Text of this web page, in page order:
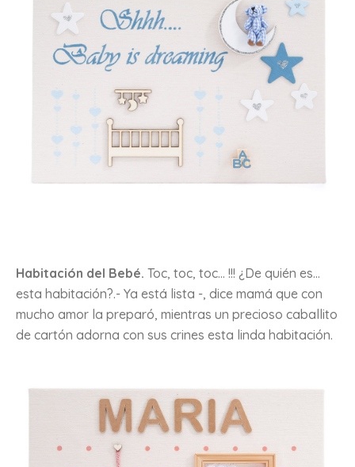
Habitación del Bebé. Toc, toc, toc… !!! ¿De quién es…
esta habitación?.- Ya está lista -, dice mamá que con
mucho amor la preparó, mientras un precioso caballito
de cartón adorna con sus crines esta linda habitación.